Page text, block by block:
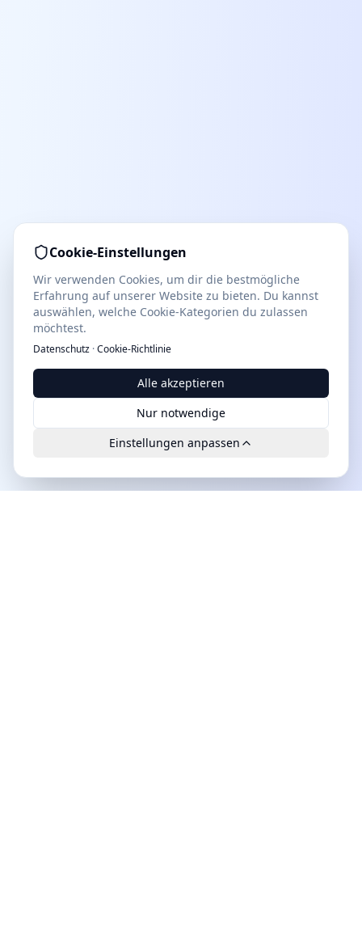
Cookie-Einstellungen
Wir verwenden Cookies, um dir die bestmögliche
Erfahrung auf unserer Website zu bieten. Du kannst
auswählen, welche Cookie-Kategorien du zulassen
möchtest.
Datenschutz ·Cookie-Richtlinie
Alle akzeptieren
Nur notwendige
Einstellungen anpassen